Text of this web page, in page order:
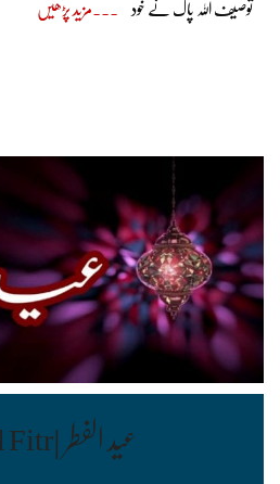
توصیف اللہ پاک نے خود مزید پڑھیں
عید الفطر |Eid ul Fitr